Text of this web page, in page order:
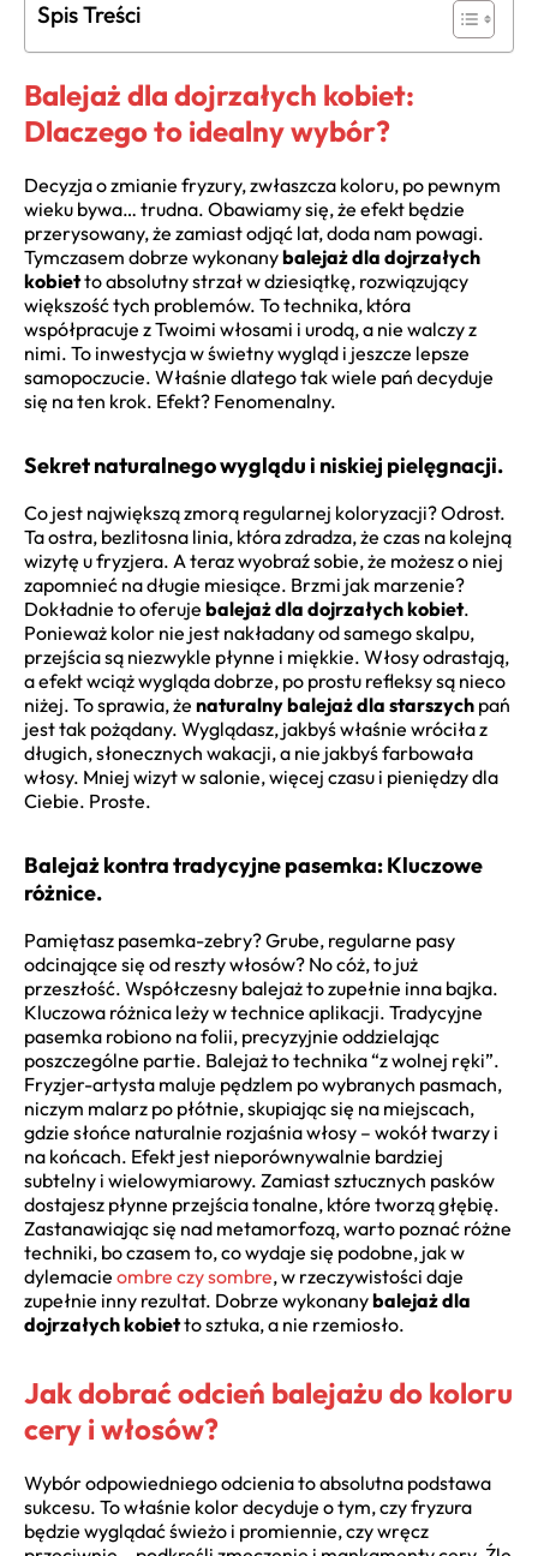
Spis Treści
Balejaż dla dojrzałych kobiet:
Dlaczego to idealny wybór?
Decyzja o zmianie fryzury, zwłaszcza koloru, po pewnym
wieku bywa… trudna. Obawiamy się, że efekt będzie
przerysowany, że zamiast odjąć lat, doda nam powagi.
Tymczasem dobrze wykonanybalejaż dla dojrzałych
kobietto absolutny strzał w dziesiątkę, rozwiązujący
większość tych problemów. To technika, która
współpracuje z Twoimi włosami i urodą, a nie walczy z
nimi. To inwestycja w świetny wygląd i jeszcze lepsze
samopoczucie. Właśnie dlatego tak wiele pań decyduje
się na ten krok. Efekt? Fenomenalny.
Sekret naturalnego wyglądu i niskiej pielęgnacji.
Co jest największą zmorą regularnej koloryzacji? Odrost.
Ta ostra, bezlitosna linia, która zdradza, że czas na kolejną
wizytę u fryzjera. A teraz wyobraź sobie, że możesz o niej
zapomnieć na długie miesiące. Brzmi jak marzenie?
Dokładnie to oferuje balejaż dla dojrzałych kobiet.
Ponieważ kolor nie jest nakładany od samego skalpu,
przejścia są niezwykle płynne i miękkie. Włosy odrastają,
a efekt wciąż wygląda dobrze, po prostu refleksy są nieco
niżej. To sprawia, że naturalny balejaż dla starszych pań
jest tak pożądany. Wyglądasz, jakbyś właśnie wróciła z
długich, słonecznych wakacji, a nie jakbyś farbowała
włosy. Mniej wizyt w salonie, więcej czasu i pieniędzy dla
Ciebie. Proste.
Balejaż kontra tradycyjne pasemka: Kluczowe
różnice.
Pamiętasz pasemka-zebry? Grube, regularne pasy
odcinające się od reszty włosów? No cóż, to już
przeszłość. Współczesny balejaż to zupełnie inna bajka.
Kluczowa różnica leży w technice aplikacji. Tradycyjne
pasemka robiono na folii, precyzyjnie oddzielając
poszczególne partie. Balejaż to technika “z wolnej ręki”.
Fryzjer-artysta maluje pędzlem po wybranych pasmach,
niczym malarz po płótnie, skupiając się na miejscach,
gdzie słońce naturalnie rozjaśnia włosy – wokół twarzy i
na końcach. Efekt jest nieporównywalnie bardziej
subtelny i wielowymiarowy. Zamiast sztucznych pasków
dostajesz płynne przejścia tonalne, które tworzą głębię.
Zastanawiając się nad metamorfozą, warto poznać różne
techniki, bo czasem to, co wydaje się podobne, jak w
dylemacie ombre czy sombre, w rzeczywistości daje
zupełnie inny rezultat. Dobrze wykonanybalejaż dla
dojrzałych kobietto sztuka, a nie rzemiosło.
Jak dobrać odcień balejażu do koloru
cery i włosów?
Wybór odpowiedniego odcienia to absolutna podstawa
sukcesu. To właśnie kolor decyduje o tym, czy fryzura
będzie wyglądać świeżo i promiennie, czy wręcz